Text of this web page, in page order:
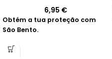
6,95 €
Obtém a tua proteção com
São Bento.